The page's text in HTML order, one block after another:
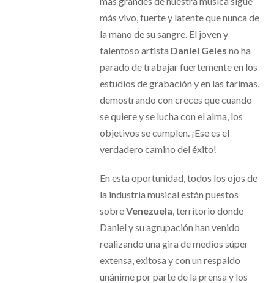
más vivo, fuerte y latente que nunca de
la mano de su sangre. El joven y
talentoso artista Daniel Geles no ha
parado de trabajar fuertemente en los
estudios de grabación y en las tarimas,
demostrando con creces que cuando
se quiere y se lucha con el alma, los
objetivos se cumplen. ¡Ese es el
verdadero camino del éxito!
En esta oportunidad, todos los ojos de
la industria musical están puestos
sobreVenezuela , territorio donde
Daniel y su agrupación han venido
realizando una gira de medios súper
extensa, exitosa y con un respaldo
unánime por parte de la prensa y los